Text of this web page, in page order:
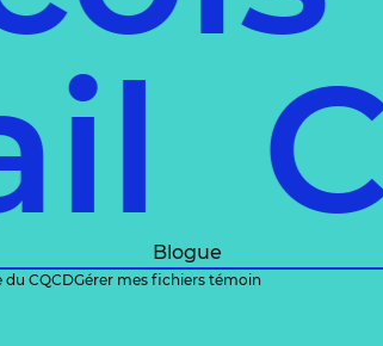
Blogue
CQCDGérer mes fichiers témoin